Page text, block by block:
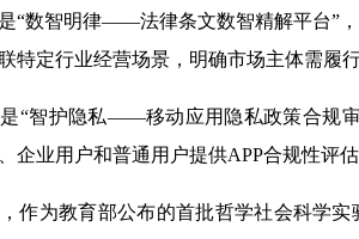
智明律——法律条文数智精解平台”，
特定行业经营场景，明确市场主体需履
智护隐私——移动应用隐私政策合规审
企业用户和普通用户提供APP合规性评估
为教育部公布的首批哲学社会科学实